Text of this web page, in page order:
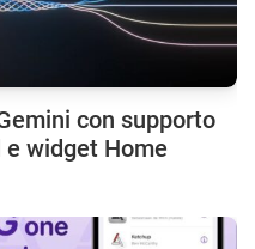
con supporto
widget Home